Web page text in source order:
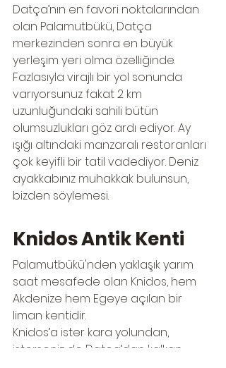
Datça’nın en favori noktalarından
olan Palamutbükü, Datça
merkezinden sonra en büyük
yerleşim yeri olma özelliğinde.
Fazlasıyla virajlı bir yol sonunda
varıyorsunuz fakat 2 km
uzunluğundaki sahili bütün
olumsuzlukları göz ardı ediyor. Ay
ışığı altındaki manzaralı restoranları
çok keyifli bir tatil vadediyor. Deniz
ayakkabınız muhakkak bulunsun,
bizden söylemesi.
Knidos Antik Kenti
Palamutbükü'nden yaklaşık yarım
saat mesafede olan Knidos, hem
Akdenize hem Egeye açılan bir
liman kentidir.
Knidos’a ister kara yolundan,
isterseniz de Datça’dan kalkan